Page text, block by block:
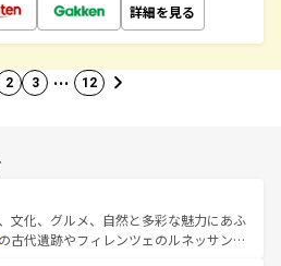
詳細を見る
2 3 … 12
文化、グルメ、自然と多彩な魅力にあふ
の古代遺跡やフィレンツェのルネッサンス